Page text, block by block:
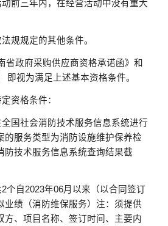
前三年内，在经营活动中没有重大
规规定的其他条件。
省政府采购供应商资格承诺函》和
即视为满足上述基本资格条件。
资格条件：
国社会消防技术服务信息系统进行
的服务类型为消防设施维护保养检
防技术服务信息系统查询结果截
2个自2023年06月以来（以合同签订
业绩（消防维保服务）注：须提供
方、项目名称、签订时间、主要内